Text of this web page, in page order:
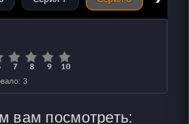
3
вам посмотреть: